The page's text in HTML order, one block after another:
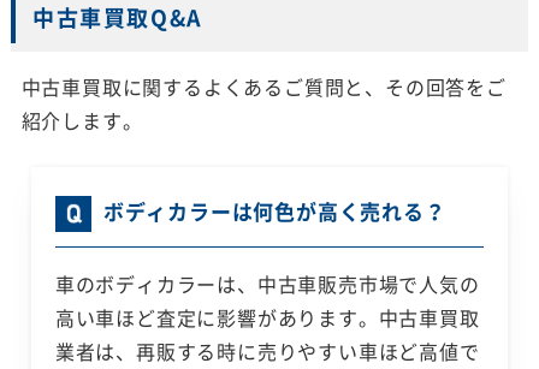
中古車買取Q&A
中古車買取に関するよくあるご質問と、その回答をご
紹介します。
ボディカラーは何色が高く売れる？
車のボディカラーは、中古車販売市場で人気の
高い車ほど査定に影響があります。中古車買取
業者は、再販する時に売りやすい車ほど高値で